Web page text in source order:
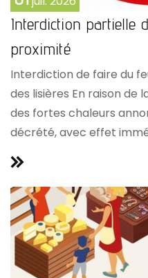
Interdiction partielle
proximité
Interdiction de faire du
des lisières En raison de
des fortes chaleurs
décrété, avec effet